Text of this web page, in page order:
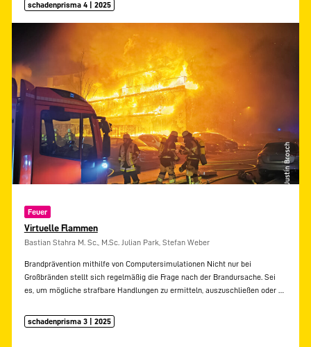
schadenprisma 4 | 2025
Feuer
Virtuelle Flammen
Bastian Stahra M. Sc., M.Sc. Julian Park, Stefan Weber
Brandprävention mithilfe von Computersimulationen Nicht nur bei
Großbränden stellt sich regelmäßig die Frage nach der Brandursache. Sei
es, um mögliche strafbare Handlungen zu ermitteln, auszuschließen oder
schadenprisma 3 | 2025